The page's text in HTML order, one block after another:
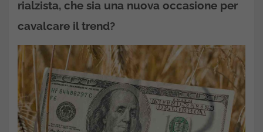
rialzista, che sia una nuova occasione per
cavalcare il trend?